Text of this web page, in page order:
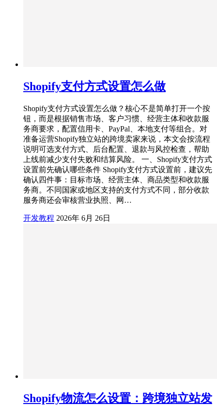
Shopify支付方式设置怎么做
Shopify支付方式设置怎么做？核心不是简单打开一个按
钮，而是根据销售市场、客户习惯、经营主体和收款服
务商要求，配置信用卡、PayPal、本地支付等组合。对
准备运营Shopify独立站的跨境卖家来说，本文会按流程
说明可选支付方式、后台配置、退款与风控检查，帮助
上线前减少支付失败和结算风险。 一、Shopify支付方式
设置前先确认哪些条件 Shopify支付方式设置前，建议先
确认四件事：目标市场、经营主体、商品类型和收款服
务商。不同国家或地区支持的支付方式不同，部分收款
服务商还会审核营业执照、网…
开发教程 2026年 6月 26日
Shopify物流怎么设置：跨境独立站发